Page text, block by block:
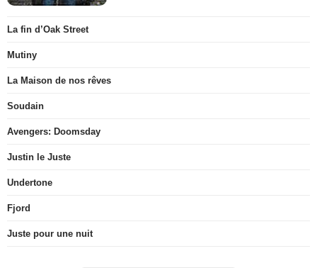
La fin d’Oak Street
Mutiny
La Maison de nos rêves
Soudain
Avengers: Doomsday
Justin le Juste
Undertone
Fjord
Juste pour une nuit